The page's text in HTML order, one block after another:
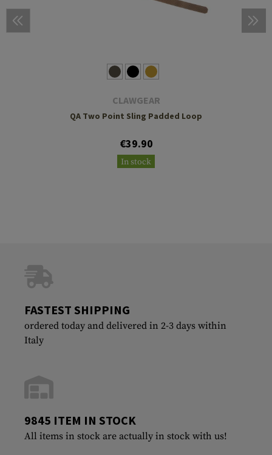
CLAWGEAR
QA Two Point Sling Padded Loop
€39.90
In stock
FASTEST SHIPPING
ordered today and delivered in 2-3 days within
Italy
9845 ITEM IN STOCK
All items in stock are actually in stock with us!